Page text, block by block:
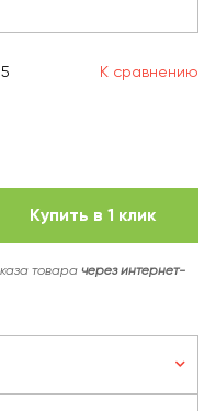
К сравнению
Купить в 1 клик
товара через интернет-